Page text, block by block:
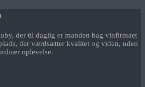
der til daglig er manden bag vinfirmaet
der værdsætter kvalitet og viden, uden
oplevelse.